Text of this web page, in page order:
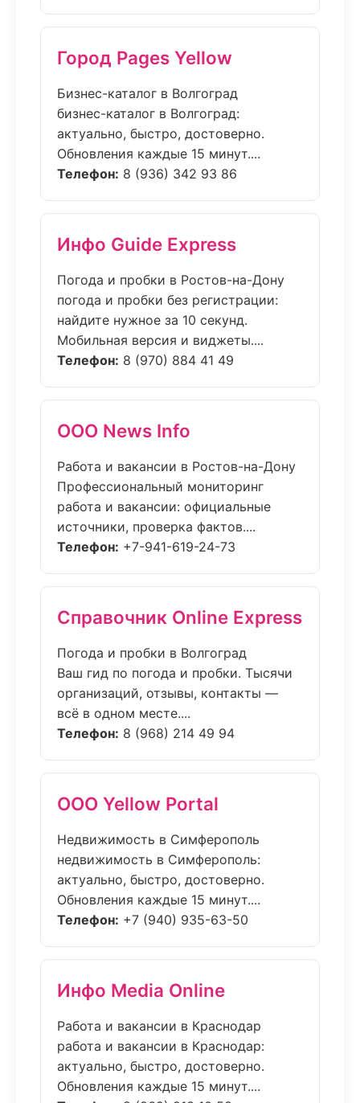
Город Pages Yellow
Бизнес-каталог в Волгоград
бизнес-каталог в Волгоград:
актуально, быстро, достоверно.
Обновления каждые 15 минут....
Телефон: 8 (936) 342 93 86
Инфо Guide Express
Погода и пробки в Ростов-на-Дону
погода и пробки без регистрации:
найдите нужное за 10 секунд.
Мобильная версия и виджеты....
Телефон: 8 (970) 884 41 49
ООО News Info
Работа и вакансии в Ростов-на-Дону
Профессиональный мониторинг
работа и вакансии: официальные
источники, проверка фактов....
Телефон: +7-941-619-24-73
Справочник Online Express
Погода и пробки в Волгоград
Ваш гид по погода и пробки. Тысячи
организаций, отзывы, контакты —
всё в одном месте....
Телефон: 8 (968) 214 49 94
ООО Yellow Portal
Недвижимость в Симферополь
недвижимость в Симферополь:
актуально, быстро, достоверно.
Обновления каждые 15 минут....
Телефон: +7 (940) 935-63-50
Инфо Media Online
Работа и вакансии в Краснодар
работа и вакансии в Краснодар:
актуально, быстро, достоверно.
Обновления каждые 15 минут....